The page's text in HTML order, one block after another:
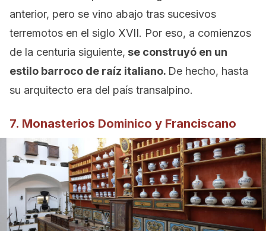
anterior, pero se vino abajo tras sucesivos
terremotos en el siglo XVII. Por eso, a comienzos
de la centuria siguiente, se construyó en un
estilo barroco de raíz italiano. De hecho, hasta
su arquitecto era del país transalpino.
7. Monasterios Dominico y Franciscano